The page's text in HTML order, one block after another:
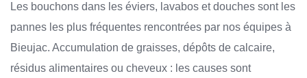
Les bouchons dans les éviers, lavabos et douches sont les
pannes les plus fréquentes rencontrées par nos équipes à
Bieujac. Accumulation de graisses, dépôts de calcaire,
résidus alimentaires ou cheveux : les causes sont